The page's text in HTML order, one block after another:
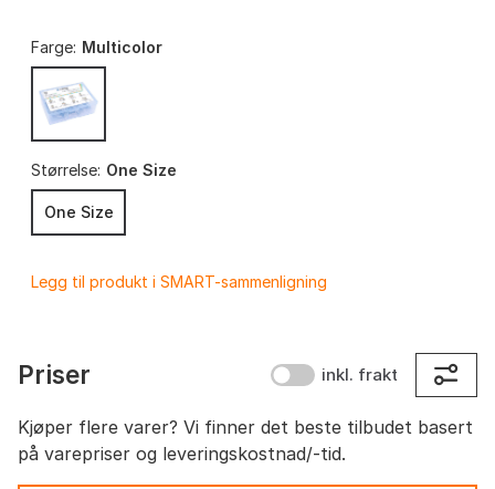
Farge: Multicolor
Størrelse: One Size
One Size
Legg til produkt i SMART-sammenligning
Priser inkl. frakt
Kjøper flere varer? Vi finner det beste tilbudet basert
på varepriser og leveringskostnad/-tid.